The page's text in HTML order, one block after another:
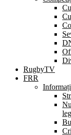
RugbyTV
FRR